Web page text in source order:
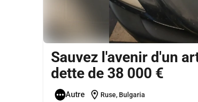
Sauvez l'avenir d'un
dette de 38 000 €
Autre location_on Ruse, Bulgaria